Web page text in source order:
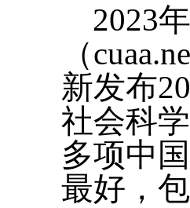
2023
（
新发布
社会科
多项中
最好，